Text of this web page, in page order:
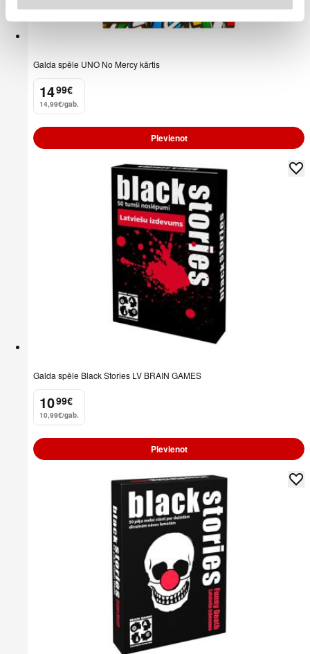
Galda spēle UNO No Mercy kārtis
14
. 99€
14,99€/gab.
Pievienot
Galda spēle Black Stories LV BRAIN GAMES
10
. 99€
10,99€/gab.
Pievienot